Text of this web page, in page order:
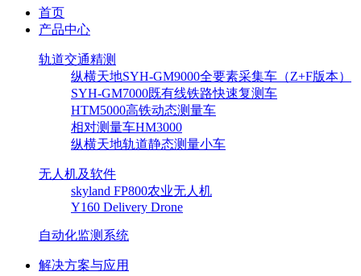
首页
产品中心
轨道交通精测
纵横天地SYH-GM9000全要素采集车（Z+F版本）
SYH-GM7000既有线铁路快速复测车
HTM5000高铁动态测量车
相对测量车HM3000
纵横天地轨道静态测量小车
无人机及软件
skyland FP800农业无人机
Y160 Delivery Drone
自动化监测系统
解决方案与应用